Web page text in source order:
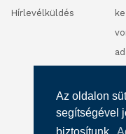
Az oldalon
segítségével
Hírlevélküldés